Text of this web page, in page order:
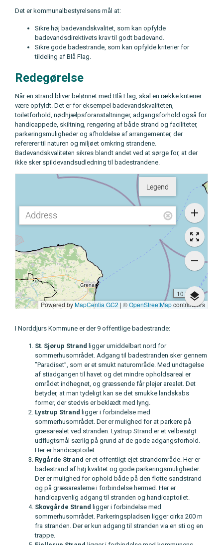
Det er kommunalbestyrelsens mål at:
Sikre høj badevandskvalitet, som kan opfylde
badevandsdirektivets krav til godt badevand.
Sikre gode badestrande, som kan opfylde kriterier for
tildeling af Blå Flag.
Redegørelse
Når en strand bliver belønnet med Blå Flag, skal en række kriterier
være opfyldt. Det er for eksempel badevandskvaliteten,
toiletforhold, nødhjælpsforanstaltninger, adgangsforhold også for
handicappede, skiltning, rengøring af både strand og faciliteter,
parkeringsmuligheder og afholdelse af arrangementer, der
refererer til naturen og miljøet omkring strandene.
Badevandskvaliteten sikres blandt andet ved at sørge for, at der
ikke sker spildevandsudledning til badestrandene.
I Norddjurs Kommune er der 9 offentlige badestrande:
St. Sjørup Strand ligger umiddelbart nord for
sommerhusområdet. Adgang til badestranden sker gennem
”Paradiset”, som er et smukt naturområde. Med undtagelse
af stiadgangen til havet og det mindre opholdsareal er
området indhegnet, og græssende får plejer arealet. Det
betyder, at man tydeligt kan se det smukke landskabs
former, der stedvis er beklædt med lyng.
Lystrup Strand ligger i forbindelse med
sommerhusområdet. Der er mulighed for at parkere på
græsarealet ved stranden. Lystrup Strand er et velbesøgt
udflugtsmål særlig på grund af de gode adgangsforhold.
Her er handicaptoilet.
Rygårde Strand er et offentligt ejet strandområde. Her er
badestrand af høj kvalitet og gode parkeringsmuligheder.
Der er mulighed for ophold både på den flotte sandstrand
og på græsarealerne i forbindelse hermed. Her er
handicapvenlig adgang til stranden og handicaptoilet.
Skovgårde Strand ligger i forbindelse med
sommerhusområdet. Parkeringspladsen ligger cirka 200 m
fra stranden. Der er kun adgang til stranden via en sti og en
trappe.